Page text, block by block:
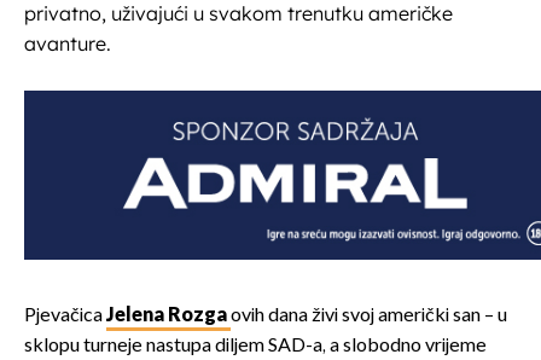
privatno, uživajući u svakom trenutku američke
avanture.
PjevačicaJelena Rozgaovih dana živi svoj američki san – u
sklopu turneje nastupa diljem SAD-a, a slobodno vrijeme